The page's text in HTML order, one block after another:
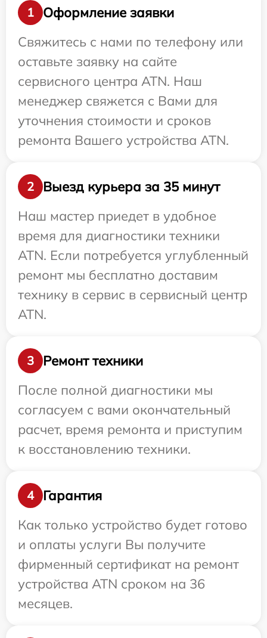
1
Оформление заявки
Свяжитесь с нами по телефону или
оставьте заявку на сайте
сервисного центра ATN. Наш
менеджер свяжется с Вами для
уточнения стоимости и сроков
ремонта Вашего устройства ATN.
2
Выезд курьера за 35 минут
Наш мастер приедет в удобное
время для диагностики техники
ATN. Если потребуется углубленный
ремонт мы бесплатно доставим
технику в сервис в сервисный центр
ATN.
3
Ремонт техники
После полной диагностики мы
согласуем с вами окончательный
расчет, время ремонта и приступим
к восстановлению техники.
4
Гарантия
Как только устройство будет готово
и оплаты услуги Вы получите
фирменный сертификат на ремонт
устройства ATN сроком на 36
месяцев.